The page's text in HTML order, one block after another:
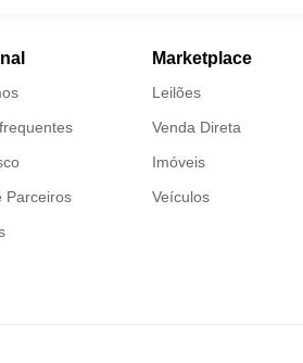
Parceiros
Marketplace
Leilões
Venda Direta
Imóveis
Veículos